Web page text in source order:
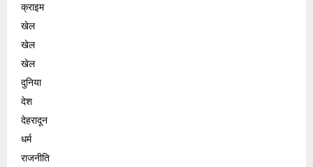
क्राइम
खेल
खेल
खेल
दुनिया
देश
देहरादून
धर्म
राजनीति